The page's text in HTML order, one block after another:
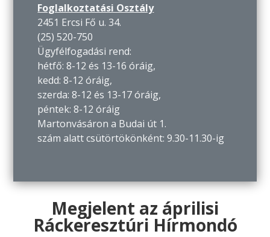
Foglalkoztatási Osztály
2451 Ercsi Fő u. 34.
(25) 520-750
Ügyfélfogadási rend:
hétfő: 8-12 és 13-16 óráig,
kedd: 8-12 óráig,
szerda: 8-12 és 13-17 óráig,
péntek: 8-12 óráig
Martonvásáron a Budai út 1.
szám alatt csütörtökönként: 9.30-11.30-ig
Megjelent az áprilisi
Ráckeresztúri Hírmondó